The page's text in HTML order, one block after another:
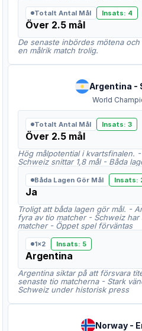
Totalt Antal Mål Insats: 4
Över 2.5 mål
De senaste inbördes mötena
en målrik match trolig.
Argentina -
World
Totalt Antal Mål Insats: 3
Över 2.5 mål
Hög målpotential i kvartsfinalen.
Schweiz snittar 1,8 mål - Båda
Båda Lagen Gör Mål Insats:
Ja
Troligt att båda lagen gör mål. -
fyra av tio matcher - Schweiz har
matcher - Öppet spel förväntas
1x2 Insats: 5
Argentina
Argentina siktar på att försvara
senaste tio matcherna - Stark
Schweiz under historisk press
Norway -